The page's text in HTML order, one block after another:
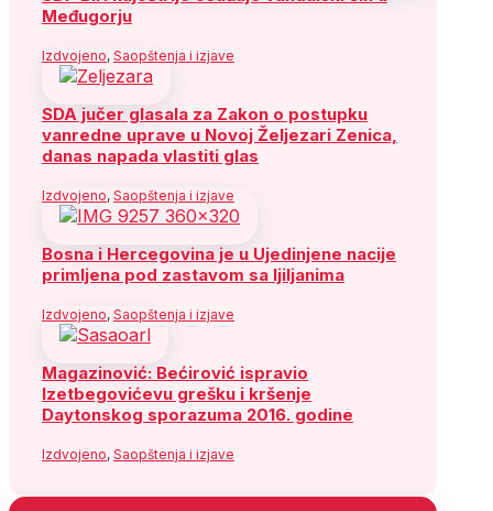
Međugorju
Izdvojeno, Saopštenja i izjave
SDA jučer glasala za Zakon o postupku
vanredne uprave u Novoj Željezari Zenica,
danas napada vlastiti glas
Izdvojeno, Saopštenja i izjave
Bosna i Hercegovina je u Ujedinjene nacije
primljena pod zastavom sa ljiljanima
Izdvojeno, Saopštenja i izjave
Magazinović: Bećirović ispravio
Izetbegovićevu grešku i kršenje
Daytonskog sporazuma 2016. godine
Izdvojeno, Saopštenja i izjave